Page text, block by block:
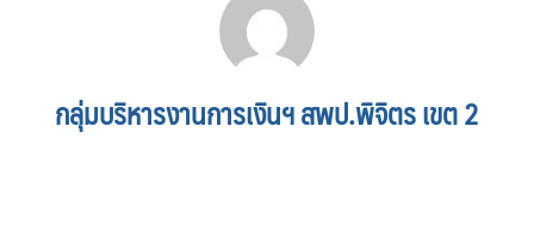
กลุ่มบริหารงานการเงินฯ สพป.พิจิตร เขต 2